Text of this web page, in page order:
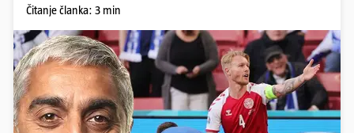
Čitanje članka: 3 min